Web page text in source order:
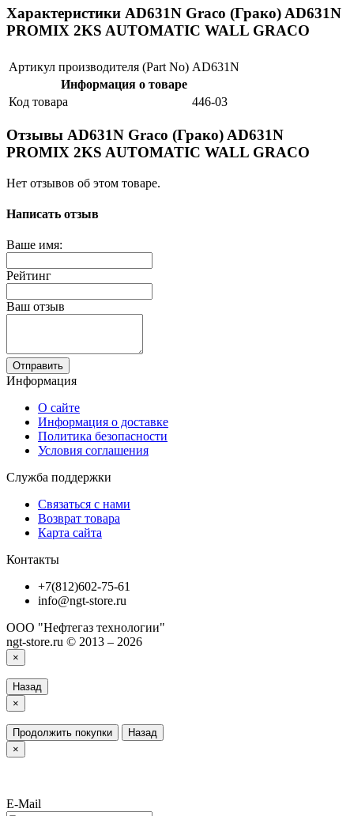
Характеристики AD631N Graco (Грако) AD631N
PROMIX 2KS AUTOMATIC WALL GRACO
Артикул производителя (Part No) AD631N
Информация о товаре
Код товара
446-03
Отзывы AD631N Graco (Грако) AD631N
PROMIX 2KS AUTOMATIC WALL GRACO
Нет отзывов об этом товаре.
Написать отзыв
Ваше имя:
Рейтинг
Ваш отзыв
Отправить
Информация
О сайте
Информация о доставке
Политика безопасности
Условия соглашения
Служба поддержки
Связаться с нами
Возврат товара
Карта сайта
Контакты
+7(812)602-75-61
info@ngt-store.ru
ООО "Нефтегаз технологии"
ngt-store.ru © 2013 – 2026
×
Назад
×
Продолжить покупки
Назад
×
E-Mail